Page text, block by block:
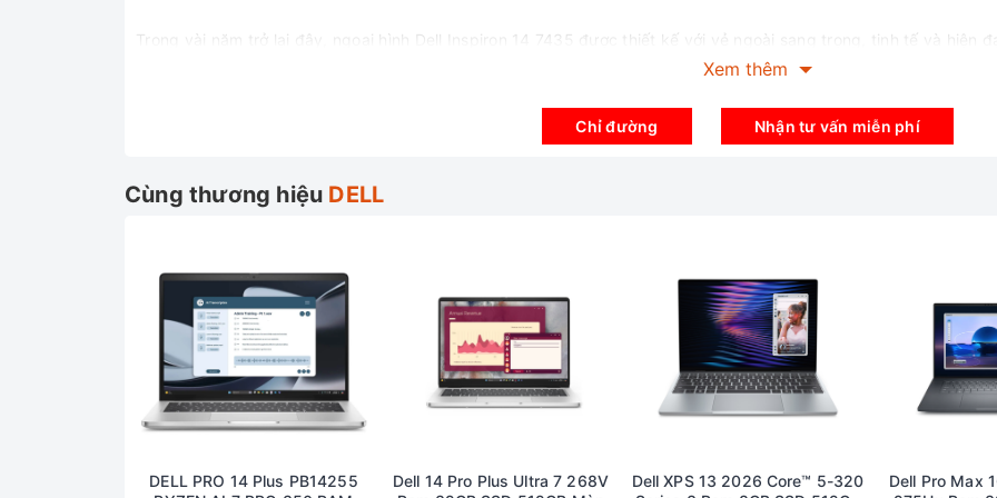
Trong vài năm trở lại đây, ngoại hình Dell Inspiron 14 7435 được thiết kế với vẻ ngoài sang trọng, tinh tế và hiện
nhôm cứng cáp, cho cảm giác chắc tay khi cầm nắm. Tổng thể máy tính hoàn thiện bằng lớp sơn màu xanh lam
Các góc cạnh máy tính được cắt vát vô cùng tỉ mỉ bởi những đường cắt CNC thường thấy ở các dòng laptop cao
touchpad cũng được bo tròn xung quanh vô cùng nổi bật và mềm mại.
Điểm đặc biệt của chiếc máy tính xách tay này phải kể đến thiết kế bản lề linh hoạt và chăc chắn cho khả năng
dễ dàng gập nó thành một chiếc máy tính bảng. Mang đến sự thuận tiện hơn trong quá trình giải trí, xem phim,…
đây không phải là vấn đề quá lớn. Bạn vẫn có thể thoải mái bỏ vào túi xách để mang theo chiếc máy tính xách
Màn hình:
Dell đã trang bị cho Dell inspiron 14 7435 2 in 1 với màn hình 14 inch cảm ứng cung cấp độ phân giả tớii FHD+
hình 16: 9 đã trở trở thành đặc điểm quen thuộc của dòng laptop Dell Inspiron.
Tỷ lệ khung hình rộng hơn mang lại nhiều không gian trải nghiệm hơn cho người dùng khi làm việc, lướt web hay
Xem thêm
Chỉ đường Nhận tư vấn miễn phí
Cùng thương hiệu DELL
DELL PRO 14 Plus PB14255
Dell 14 Pro Plus Ultra 7 268V
Dell XPS 13 2026 Core™ 5-320
Dell Pro Max